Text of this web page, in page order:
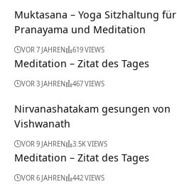
Muktasana – Yoga Sitzhaltung für
Pranayama und Meditation
VOR 7 JAHREN 619 VIEWS
Meditation – Zitat des Tages
VOR 3 JAHREN 467 VIEWS
Nirvanashatakam gesungen von
Vishwanath
VOR 9 JAHREN 3.5K VIEWS
Meditation – Zitat des Tages
VOR 6 JAHREN 442 VIEWS